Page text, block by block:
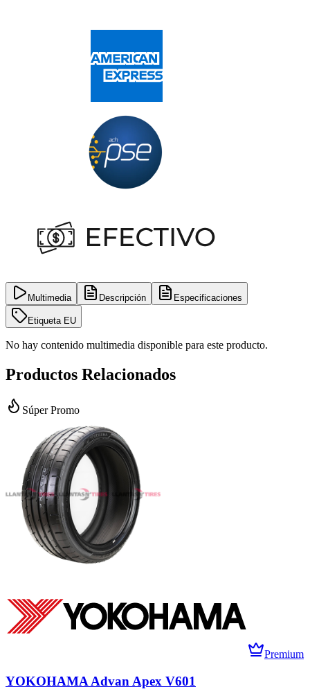
Multimedia Descripción Especificaciones
Etiqueta EU
No hay contenido multimedia disponible para este producto.
Productos Relacionados
Súper Promo
Premium
YOKOHAMA Advan Apex V601